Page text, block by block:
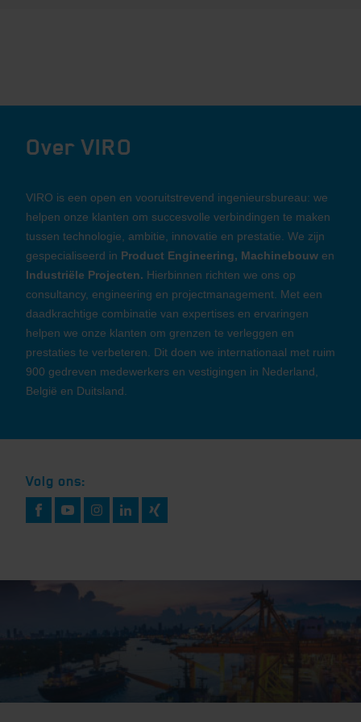
Over VIRO
VIRO is een open en vooruitstrevend ingenieursbureau: we
helpen onze klanten om succesvolle verbindingen te maken
tussen technologie, ambitie, innovatie en prestatie. We zijn
gespecialiseerd in Product Engineering, Machinebouw en
Industriële Projecten. Hierbinnen richten we ons op
consultancy, engineering en projectmanagement. Met een
daadkrachtige combinatie van expertises en ervaringen
helpen we onze klanten om grenzen te verleggen en
prestaties te verbeteren. Dit doen we internationaal met ruim
900 gedreven medewerkers en vestigingen in Nederland,
België en Duitsland.
Volg ons: